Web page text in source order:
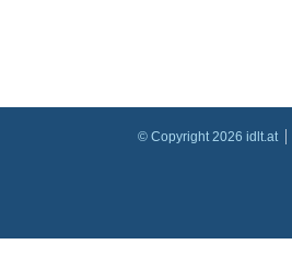
© Copyright 2026 idlt.at